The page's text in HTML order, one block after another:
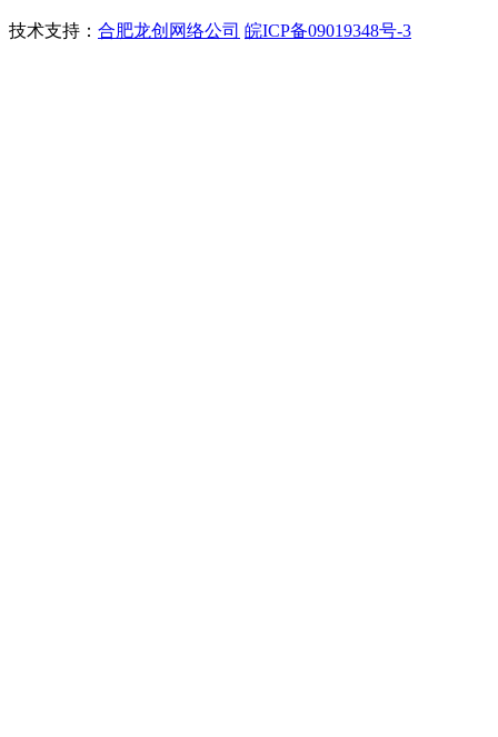
技术支持： 合肥龙创网络公司 皖ICP备09019348号-3